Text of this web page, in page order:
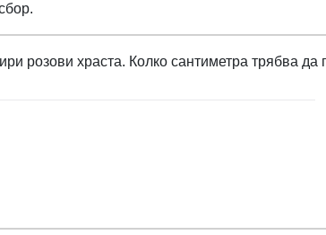
розови храста. Колко сантиметра трябва да